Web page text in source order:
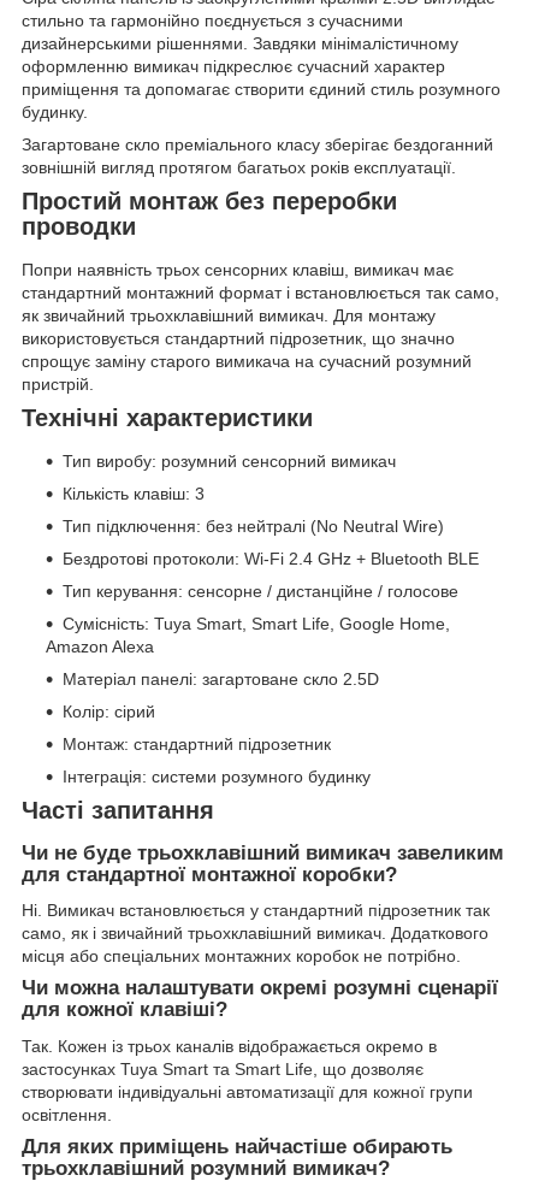
стильно та гармонійно поєднується з сучасними
дизайнерськими рішеннями. Завдяки мінімалістичному
оформленню вимикач підкреслює сучасний характер
приміщення та допомагає створити єдиний стиль розумного
будинку.
Загартоване скло преміального класу зберігає бездоганний
зовнішній вигляд протягом багатьох років експлуатації.
Простий монтаж без переробки
проводки
Попри наявність трьох сенсорних клавіш, вимикач має
стандартний монтажний формат і встановлюється так само,
як звичайний трьохклавішний вимикач. Для монтажу
використовується стандартний підрозетник, що значно
спрощує заміну старого вимикача на сучасний розумний
пристрій.
Технічні характеристики
Тип виробу: розумний сенсорний вимикач
Кількість клавіш: 3
Тип підключення: без нейтралі (No Neutral Wire)
Бездротові протоколи: Wi-Fi 2.4 GHz + Bluetooth BLE
Тип керування: сенсорне / дистанційне / голосове
Сумісність: Tuya Smart, Smart Life, Google Home,
Amazon Alexa
Матеріал панелі: загартоване скло 2.5D
Колір: сірий
Монтаж: стандартний підрозетник
Інтеграція: системи розумного будинку
Часті запитання
Чи не буде трьохклавішний вимикач завеликим
для стандартної монтажної коробки?
Ні. Вимикач встановлюється у стандартний підрозетник так
само, як і звичайний трьохклавішний вимикач. Додаткового
місця або спеціальних монтажних коробок не потрібно.
Чи можна налаштувати окремі розумні сценарії
для кожної клавіші?
Так. Кожен із трьох каналів відображається окремо в
застосунках Tuya Smart та Smart Life, що дозволяє
створювати індивідуальні автоматизації для кожної групи
освітлення.
Для яких приміщень найчастіше обирають
трьохклавішний розумний вимикач?